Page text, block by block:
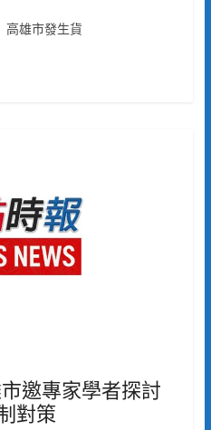
高雄市發生貨
邀專家學者探討
對策